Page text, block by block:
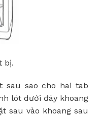
bị.
t sau sao cho hai tab
lót dưới đáy khoang
t sau vào khoang sau